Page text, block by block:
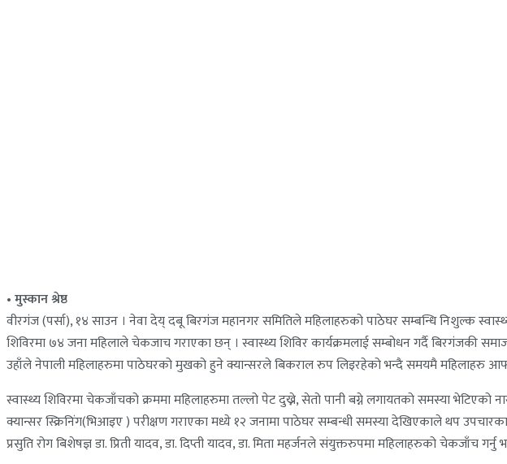
• मुस्कान श्रेष्ठ
वीरगंज (पर्सा), १४ साउन । नेवा देय् दबू बिरगंज महानगर समितिले महिलाहरुको पाठेघर सम्बन्धि निशुल्क
शिविरमा ७४ जना महिलाले चेकजाच गराएका छन् । स्वास्थ्य शिविर कार्यक्रमलाई सम्बोधन गर्दै बिरगंजकी
उहाँले नेपाली महिलाहरुमा पाठेघरको मुखको हुने क्यान्सरले बिकराल रुप लिइरहेको भन्दै समयमै महिलाहरु
स्वास्थ्य शिविरमा चेकजाँचको क्रममा महिलाहरुमा तल्लो पेट दुख्ने, सेतो पानी बग्ने लगायतको समस्या भेटिएको
क्यान्सर स्क्रिनिंग(भिआइए ) परीक्षण गराएका मध्ये १२ जनामा पाठेघर सम्बन्धी समस्या देखिएकाले थप
प्रसुति रोग बिशेषज्ञ डा. प्रिती यादव, डा. दिप्ती यादव, डा. मिता महर्जनले संयुक्तरुपमा महिलाहरुको चेकजाँच गर्नु